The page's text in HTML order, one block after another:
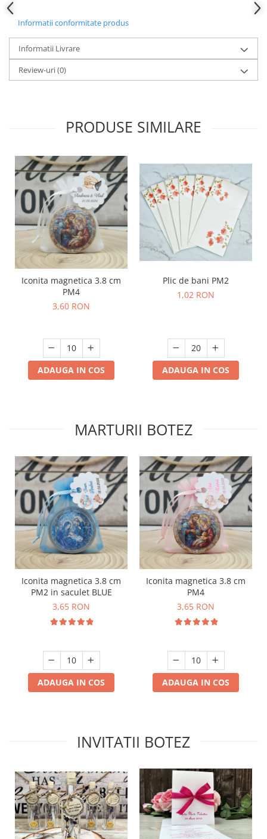
Informatii conformitate produs
Informatii Livrare
Review-uri(0)
PRODUSE SIMILARE
Iconita magnetica 3.8 cm
PM4
3,60 RON
ADAUGA IN COS
Plic de bani PM2
1,02 RON
ADAUGA IN COS
MARTURII BOTEZ
Iconita magnetica 3.8 cm
PM2 in saculet BLUE
3,65 RON
ADAUGA IN COS
Iconita magnetica 3.8 cm
PM4
3,65 RON
ADAUGA IN COS
INVITATII BOTEZ